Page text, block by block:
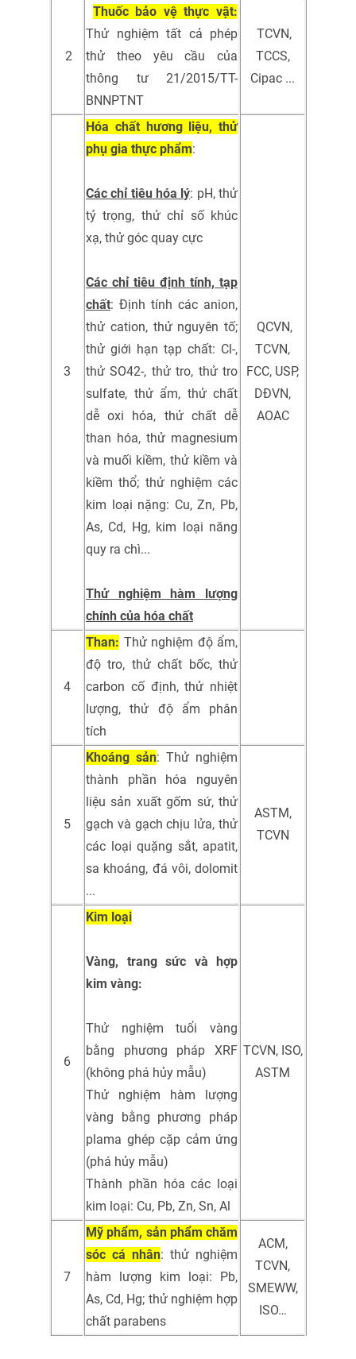
2
Thuốc bảo vệ thực vật:
Thử nghiệm tất cả phép
thử theo yêu cầu của
thông tư 21/2015/TT-
BNNPTNT
TCVN,
TCCS,
Cipac ...
3
Hóa chất hương liệu, thử
phụ gia thực phẩm:
Các chỉ tiêu hóa lý: pH, thử
tỷ trọng, thử chỉ số khúc
xạ, thử góc quay cực
Các chỉ tiêu định tính, tạp
chất: Định tính các anion,
thử cation, thử nguyên tố;
thử giới hạn tạp chất: Cl-,
thử SO42-, thử tro, thử tro
sulfate, thử ẩm, thử chất
dễ oxi hóa, thử chất dễ
than hóa, thử magnesium
và muối kiềm, thử kiềm và
kiềm thổ; thử nghiệm các
kim loại nặng: Cu, Zn, Pb,
As, Cd, Hg, kim loại năng
quy ra chì...
Thử nghiệm hàm lượng
chính của hóa chất
QCVN,
TCVN,
FCC, USP,
DĐVN,
AOAC
4
Than: Thử nghiệm độ ẩm,
độ tro, thử chất bốc, thử
carbon cố định, thử nhiệt
lượng, thử độ ẩm phân
tích
5
Khoáng sản: Thử nghiệm
thành phần hóa nguyên
liệu sản xuất gốm sứ, thử
gạch và gạch chịu lửa, thử
các loại quặng sắt, apatit,
sa khoáng, đá vôi, dolomit
...
ASTM,
TCVN
6
Kim loại
Vàng, trang sức và hợp
kim vàng:
Thử nghiệm tuổi vàng
bằng phương pháp XRF
(không phá hủy mẫu)
Thử nghiệm hàm lượng
vàng bằng phương pháp
plama ghép cặp cảm ứng
(phá hủy mẫu)
Thành phần hóa các loại
kim loại: Cu, Pb, Zn, Sn, Al
TCVN, ISO,
ASTM
7
Mỹ phẩm, sản phẩm chăm
sóc cá nhân: thử nghiệm
hàm lượng kim loại: Pb,
As, Cd, Hg; thử nghiệm hợp
chất parabens
ACM,
TCVN,
SMEWW,
ISO…